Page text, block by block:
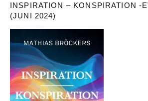
INSPIRATION – KONSPIRATION -
(JUNI 2024)